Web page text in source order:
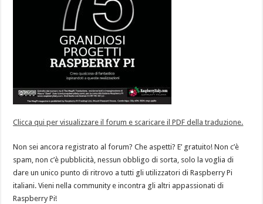
Clicca qui per visualizzare il forum e scaricare il PDF della traduzione.
Non sei ancora registrato al forum? Che aspetti? E’ gratuito! Non c’è
spam, non c’è pubblicità, nessun obbligo di sorta, solo la voglia di
dare un unico punto di ritrovo a tutti gli utilizzatori di Raspberry Pi
italiani. Vieni nella community e incontra gli altri appassionati di
Raspberry Pi!